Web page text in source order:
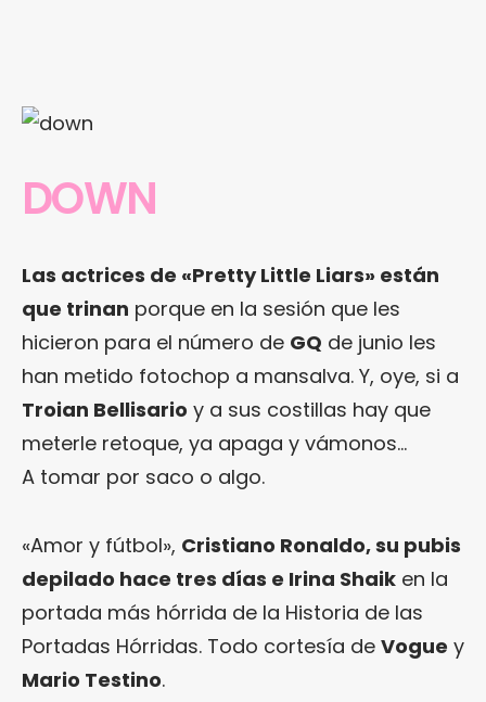
DOWN
Las actrices de «Pretty Little Liars» están
que trinan porque en la sesión que les
hicieron para el número de GQ de junio les
han metido fotochop a mansalva. Y, oye, si a
Troian Bellisario y a sus costillas hay que
meterle retoque, ya apaga y vámonos…
A tomar por saco o algo.
«Amor y fútbol», Cristiano Ronaldo, su pubis
depilado hace tres días e Irina Shaik en la
portada más hórrida de la Historia de las
Portadas Hórridas. Todo cortesía de Vogue y
Mario Testino.